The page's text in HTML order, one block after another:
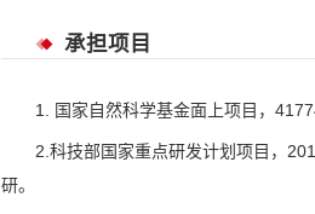
承担项目
1. 国家自然科学基金面上项目，
2.科技部国家重点研发计划项目，
研。